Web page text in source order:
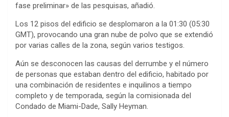
fase preliminar» de las pesquisas, añadió.
Los 12 pisos del edificio se desplomaron a la 01:30 (05:30
GMT), provocando una gran nube de polvo que se extendió
por varias calles de la zona, según varios testigos.
Aún se desconocen las causas del derrumbe y el número
de personas que estaban dentro del edificio, habitado por
una combinación de residentes e inquilinos a tiempo
completo y de temporada, según la comisionada del
Condado de Miami-Dade, Sally Heyman.